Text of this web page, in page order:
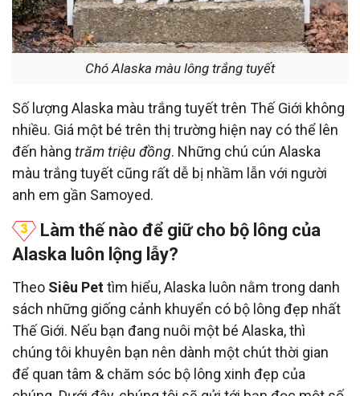
Chó Alaska màu lông trắng tuyết
Số lượng Alaska màu trắng tuyết trên Thế Giới không
nhiều. Giá một bé trên thị trường hiện nay có thể lên
đến hàng trăm triệu đồng. Những chú cún Alaska
màu trắng tuyết cũng rất dễ bị nhầm lẫn với người
anh em gần Samoyed.
Làm thế nào để giữ cho bộ lông của
Alaska luôn lộng lẫy?
Theo Siêu Pettìm hiểu, Alaska luôn nằm trong danh
sách những giống cảnh khuyển có bộ lông đẹp nhất
Thế Giới. Nếu bạn đang nuôi một bé Alaska, thì
chúng tôi khuyên bạn nên dành một chút thời gian
để quan tâm & chăm sóc bộ lông xinh đẹp của